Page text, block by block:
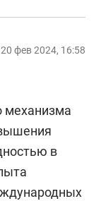
20 фев 2024, 16:58
механизма
в